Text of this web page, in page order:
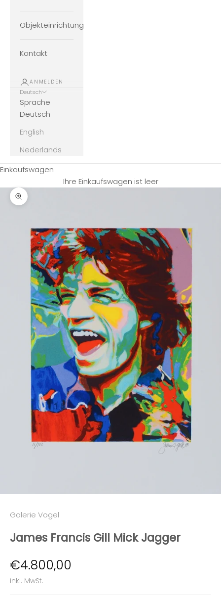
Objekteinrichtung
Kontakt
ANMELDEN
Deutsch
Sprache
Deutsch
English
Nederlands
Einkaufswagen
Ihre Einkaufswagen ist leer
Bild vergrößern
Galerie Vogel
James Francis Gill Mick Jagger
Angebot
€4.800,00
inkl. MwSt.